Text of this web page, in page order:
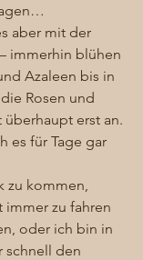
aber mit der
immerhin blühen
Azaleen bis in
Rosen und
erst an.
es für Tage gar
zu kommen,
immer zu fahren
oder ich bin in
schnell den